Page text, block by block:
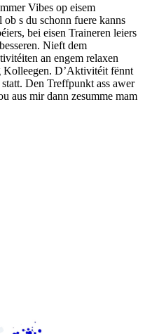
Vibes op eisem
ob s du schonn fuere kanns
bei eisen Traineren leiers
Nieft dem
an engem relaxen
Kolleegen. D’Aktivitéit fënnt
Den Treffpunkt ass awer
aus mir dann zesumme mam